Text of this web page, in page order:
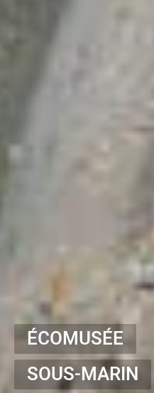
ÉCOMUSÉE
SOUS-MARIN